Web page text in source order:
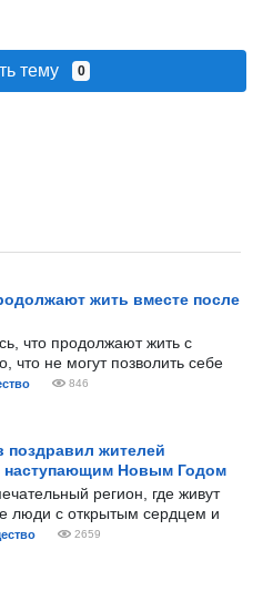
тему 0
жить вместе после
что продолжают жить с
что не могут позволить себе
846
жителей
наступающим Новым Годом
регион, где живут
люди с открытым сердцем и
2659